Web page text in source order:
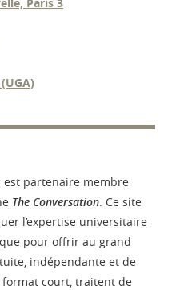
est partenaire membre
The Conversation. Ce site
l’expertise universitaire
pour offrir au grand
indépendante et de
court, traitent de